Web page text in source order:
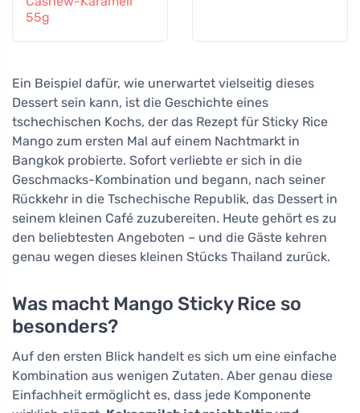
55g
Ein Beispiel dafür, wie unerwartet vielseitig dieses
Dessert sein kann, ist die Geschichte eines
tschechischen Kochs, der das Rezept für Sticky Rice
Mango zum ersten Mal auf einem Nachtmarkt in
Bangkok probierte. Sofort verliebte er sich in die
Geschmacks-Kombination und begann, nach seiner
Rückkehr in die Tschechische Republik, das Dessert in
seinem kleinen Café zuzubereiten. Heute gehört es zu
den beliebtesten Angeboten – und die Gäste kehren
genau wegen dieses kleinen Stücks Thailand zurück.
Was macht Mango Sticky Rice so
besonders?
Auf den ersten Blick handelt es sich um eine einfache
Kombination aus wenigen Zutaten. Aber genau diese
Einfachheit ermöglicht es, dass jede Komponente